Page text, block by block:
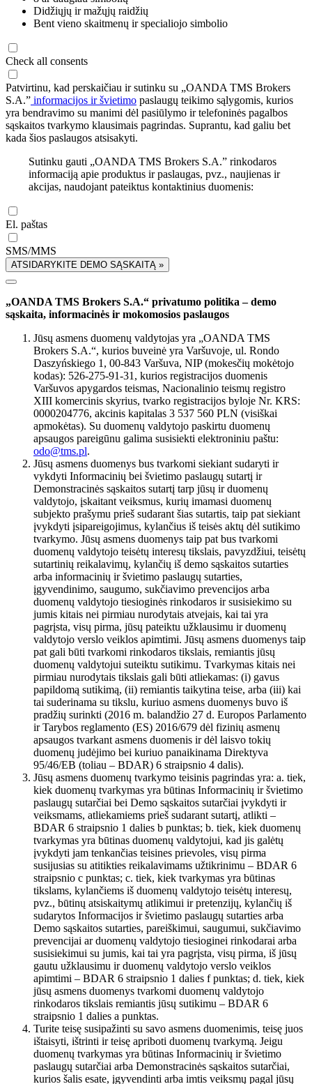
Didžiųjų ir mažųjų raidžių
Bent vieno skaitmenų ir specialiojo simbolio
Check all consents
Patvirtinu, kad perskaičiau ir sutinku su „OANDA TMS Brokers
S.A.” informacijos ir švietimo paslaugų teikimo sąlygomis, kurios
yra bendravimo su manimi dėl pasiūlymo ir telefoninės pagalbos
sąskaitos tvarkymo klausimais pagrindas. Suprantu, kad galiu bet
kada šios paslaugos atsisakyti.
Sutinku gauti „OANDA TMS Brokers S.A.” rinkodaros
informaciją apie produktus ir paslaugas, pvz., naujienas ir
akcijas, naudojant pateiktus kontaktinius duomenis:
El. paštas
SMS/MMS
ATSIDARYKITE DEMO SĄSKAITĄ »
„OANDA TMS Brokers S.A.“ privatumo politika – demo
sąskaita, informacinės ir mokomosios paslaugos
Jūsų asmens duomenų valdytojas yra „OANDA TMS
Brokers S.A.“, kurios buveinė yra Varšuvoje, ul. Rondo
Daszyńskiego 1, 00-843 Varšuva, NIP (mokesčių mokėtojo
kodas): 526-275-91-31, kurios registracijos duomenis
Varšuvos apygardos teismas, Nacionalinio teismų registro
XIII komercinis skyrius, tvarko registracijos byloje Nr. KRS:
0000204776, akcinis kapitalas 3 537 560 PLN (visiškai
apmokėtas). Su duomenų valdytojo paskirtu duomenų
apsaugos pareigūnu galima susisiekti elektroniniu paštu:
odo@tms.pl.
Jūsų asmens duomenys bus tvarkomi siekiant sudaryti ir
vykdyti Informacinių bei švietimo paslaugų sutartį ir
Demonstracinės sąskaitos sutartį tarp jūsų ir duomenų
valdytojo, įskaitant veiksmus, kurių imamasi duomenų
subjekto prašymu prieš sudarant šias sutartis, taip pat siekiant
įvykdyti įsipareigojimus, kylančius iš teisės aktų dėl sutikimo
tvarkymo. Jūsų asmens duomenys taip pat bus tvarkomi
duomenų valdytojo teisėtų interesų tikslais, pavyzdžiui, teisėtų
sutartinių reikalavimų, kylančių iš demo sąskaitos sutarties
arba informacinių ir švietimo paslaugų sutarties,
įgyvendinimo, saugumo, sukčiavimo prevencijos arba
duomenų valdytojo tiesioginės rinkodaros ir susisiekimo su
jumis kitais nei pirmiau nurodytais atvejais, kai tai yra
pagrįsta, visų pirma, jūsų pateiktu užklausimu ir duomenų
valdytojo verslo veiklos apimtimi. Jūsų asmens duomenys taip
pat gali būti tvarkomi rinkodaros tikslais, remiantis jūsų
duomenų valdytojui suteiktu sutikimu. Tvarkymas kitais nei
pirmiau nurodytais tikslais gali būti atliekamas: (i) gavus
papildomą sutikimą, (ii) remiantis taikytina teise, arba (iii) kai
tai suderinama su tikslu, kuriuo asmens duomenys buvo iš
pradžių surinkti (2016 m. balandžio 27 d. Europos Parlamento
ir Tarybos reglamento (ES) 2016/679 dėl fizinių asmenų
apsaugos tvarkant asmens duomenis ir dėl laisvo tokių
duomenų judėjimo bei kuriuo panaikinama Direktyva
95/46/EB (toliau – BDAR) 6 straipsnio 4 dalis).
Jūsų asmens duomenų tvarkymo teisinis pagrindas yra: a. tiek,
kiek duomenų tvarkymas yra būtinas Informacinių ir švietimo
paslaugų sutarčiai bei Demo sąskaitos sutarčiai įvykdyti ir
veiksmams, atliekamiems prieš sudarant sutartį, atlikti –
BDAR 6 straipsnio 1 dalies b punktas; b. tiek, kiek duomenų
tvarkymas yra būtinas duomenų valdytojui, kad jis galėtų
įvykdyti jam tenkančias teisines prievoles, visų pirma
susijusias su atitikties reikalavimams užtikrinimu – BDAR 6
straipsnio c punktas; c. tiek, kiek tvarkymas yra būtinas
tikslams, kylančiems iš duomenų valdytojo teisėtų interesų,
pvz., būtinų atsiskaitymų atlikimui ir pretenzijų, kylančių iš
sudarytos Informacijos ir švietimo paslaugų sutarties arba
Demo sąskaitos sutarties, pareiškimui, saugumui, sukčiavimo
prevencijai ar duomenų valdytojo tiesioginei rinkodarai arba
susisiekimui su jumis, kai tai yra pagrįsta, visų pirma, iš jūsų
gautu užklausimu ir duomenų valdytojo verslo veiklos
apimtimi – BDAR 6 straipsnio 1 dalies f punktas; d. tiek, kiek
jūsų asmens duomenys tvarkomi duomenų valdytojo
rinkodaros tikslais remiantis jūsų sutikimu – BDAR 6
straipsnio 1 dalies a punktas.
Turite teisę susipažinti su savo asmens duomenimis, teisę juos
ištaisyti, ištrinti ir teisę apriboti duomenų tvarkymą. Jeigu
duomenų tvarkymas yra būtinas Informacinių ir švietimo
paslaugų sutarčiai arba Demonstracinės sąskaitos sutarčiai,
kurios šalis esate, įgyvendinti arba imtis veiksmų pagal jūsų